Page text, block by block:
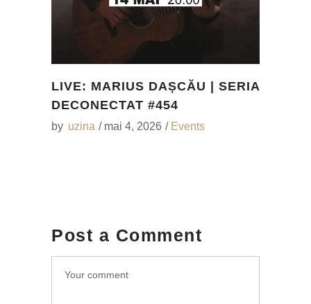
LIVE: MARIUS DAȘCĂU | SERIA
DECONECTAT #454
by uzina mai 4, 2026 Events
Post a Comment